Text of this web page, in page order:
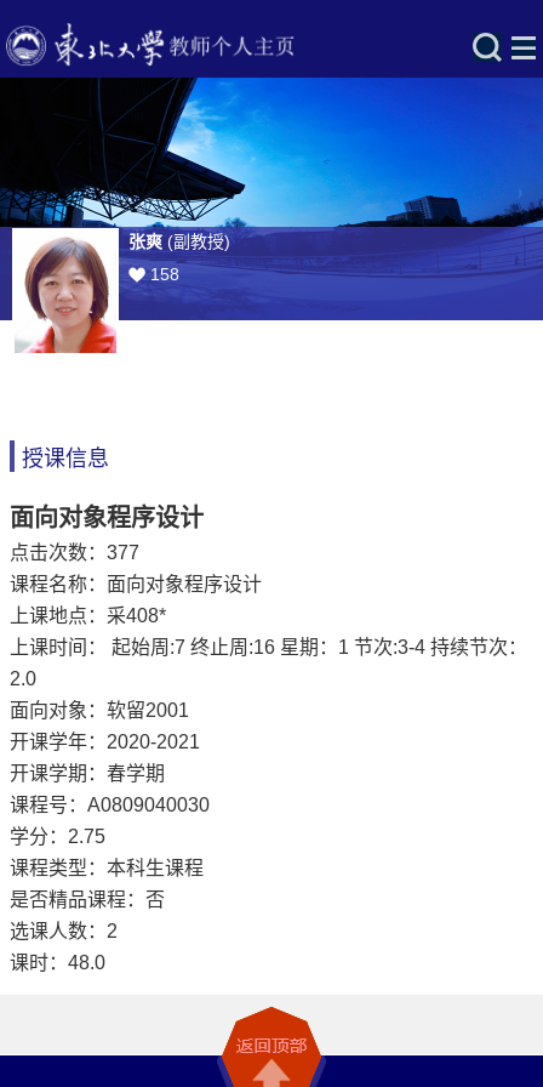
张爽(副教授)
158
授课信息
面向对象程序设计
点击次数： 377
课程名称：面向对象程序设计
上课地点：采408*
上课时间： 起始周:7 终止周:16 星期：1 节次:3-4 持续节次：
2.0
面向对象：软留2001
开课学年：2020-2021
开课学期：春学期
课程号：A0809040030
学分：2.75
课程类型：本科生课程
是否精品课程：否
选课人数：2
课时：48.0